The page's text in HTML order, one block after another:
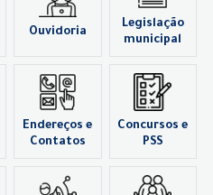
Ouvidoria
Legislação
municipal
Endereços e
Contatos
Concursos e
PSS